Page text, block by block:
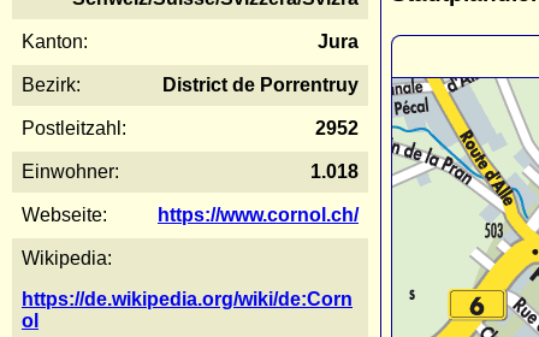
Kanton: Jura
Bezirk: District de Porrentruy
Postleitzahl: 2952
Einwohner: 1.018
Webseite: https://www.cornol.ch/
Wikipedia:
https://de.wikipedia.org/wiki/de:Corn
ol